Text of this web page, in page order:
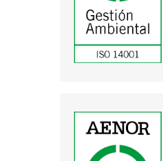
(descargar)
Certificado de